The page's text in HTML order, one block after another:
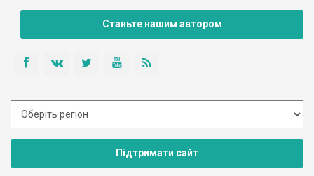
Станьте нашим автором
Підтримати сайт